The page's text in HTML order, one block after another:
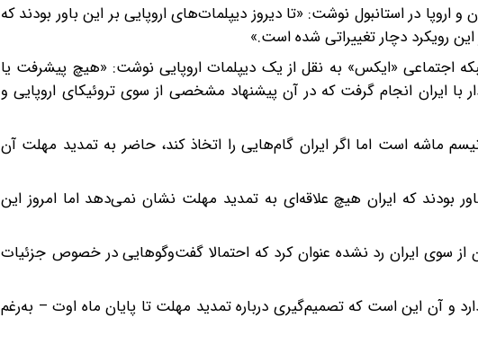
اروپا در استانبول نوشت: «تا دیروز دیپلمات‌های اروپایی بر این باور بودند که
رویکرد دچار تغییراتی شده است.»
اجتماعی «ایکس» به نقل از یک دیپلمات اروپایی نوشت: «هیچ پیشرفت یا
با ایران انجام گرفت که در آن پیشنهاد مشخصی از سوی تروئیکای اروپایی و
ماشه است اما اگر ایران گام‌هایی را اتخاذ کند، حاضر به تمدید مهلت آن
بودند که ایران هیچ علاقه‌ای به تمدید مهلت نشان نمی‌دهد اما امروز این
از سوی ایران رد نشده عنوان کرد که احتمالا گفت‌وگوهایی در خصوص جزئیات
و آن این است که تصمیم‌گیری درباره تمدید مهلت تا پایان ماه اوت – به‌رغم